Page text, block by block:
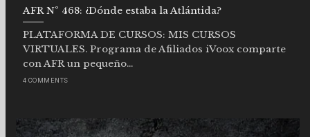
AFR Nº 468: ¿Dónde estaba la Atlántida?
PLATAFORMA DE CURSOS: MIS CURSOS
VIRTUALES. Programa de Afiliados iVoox comparte
con AFR un pequeño...
4 COMMENTS